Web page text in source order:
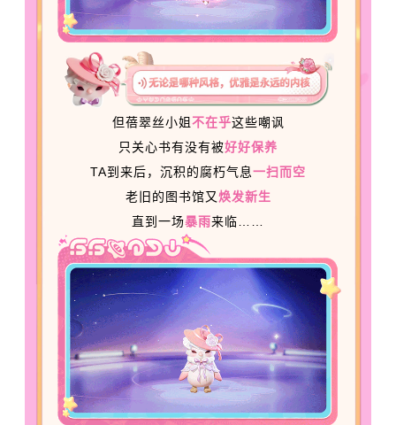
但蓓翠丝小姐不在乎这些嘲讽
只关心书有没有被好好保养
TA到来后，沉积的腐朽气息一扫而空
老旧的图书馆又焕发新生
直到一场暴雨来临……